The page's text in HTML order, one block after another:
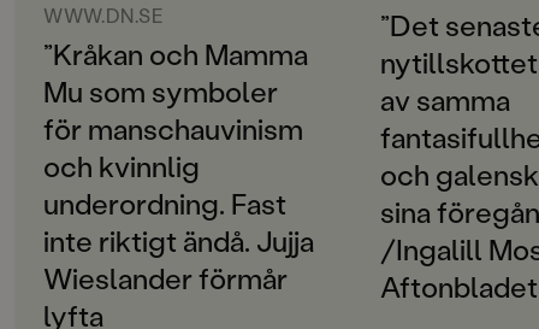
Svenska
SPRÅK
Svenska
SERIE
Böckerna om Mamma Mu
PUBLICERINGSDATUM
2017-02-28
LÄSORDNING
16
WWW.DN.SE
”Kråkan och Mamma
Mu som symboler
för manschauvinism
och kvinnlig
underordning. Fast
inte riktigt ändå. Jujja
Wieslander förmår
lyfta
”Det
av samma
och
sina
/Ingalill
Aftonbladet